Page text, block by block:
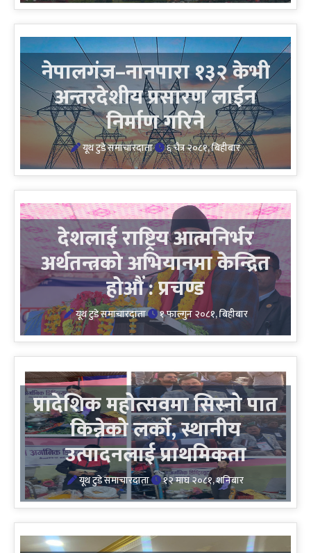
नेपालगंज–नानपारा १३२ केभी
अन्तरदेशीय प्रसारण लाईन
निर्माण गरिने
यूथ टुडे समाचारदाता ६ चैत्र २०८१, बिहीबार
देशलाई राष्ट्रिय आत्मनिर्भर
अर्थतन्त्रको अभियानमा केन्द्रित
होऔं : प्रचण्ड
यूथ टुडे समाचारदाता १ फाल्गुन २०८१, बिहीबार
प्रादेशिक महोत्सवमा सिस्नो पात
किन्नेको लर्को, स्थानीय
उत्पादनलाई प्राथमिकता
यूथ टुडे समाचारदाता १२ माघ २०८१, शनिबार